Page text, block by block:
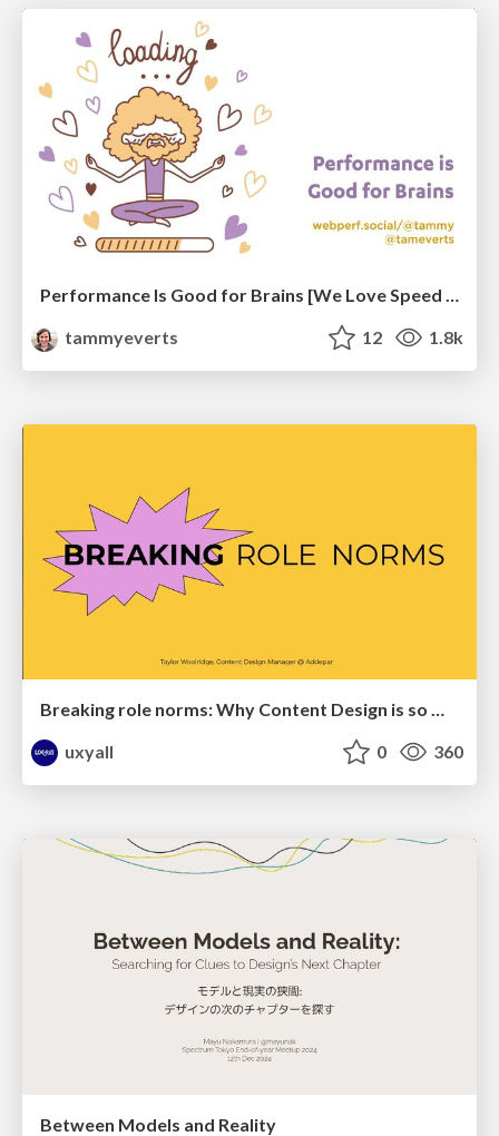
Performance Is Good for Brains [We Love Speed 2024]
tammyeverts
12 1.8k
Breaking role norms: Why Content Design is so much more than writing copy - Taylor Woolridge
uxyall
0 360
Between Models and Reality